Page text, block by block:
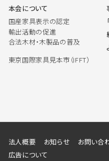
本会について
国産家具表示の認定
輸出活動の促進
合法木材・木製品の普及
東京国際家具見本市（IFFT）
法人概要 お知らせ お問い合
広告について